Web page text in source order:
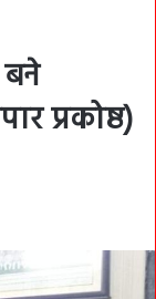
प्रकोष्ठ)